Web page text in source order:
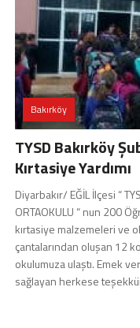
Bakırköy
TYSD Bakırköy
Kırtasiye Yardımı
Diyarbakır/ EĞİL İlçesi “
ORTAOKULU “ nun 200
kırtasiye malzemeleri ve
çantalarından oluşan 12
okulumuza ulaştı. Emek
sağlayan herkese